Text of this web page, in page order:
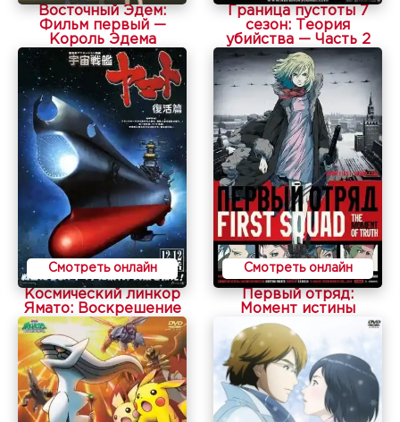
Восточный Эдем:
Фильм первый —
Король Эдема
Граница пустоты 7
сезон: Теория
убийства — Часть 2
Смотреть онлайн
Космический линкор
Ямато: Воскрешение
Смотреть онлайн
Первый отряд:
Момент истины